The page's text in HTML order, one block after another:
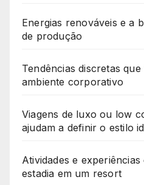
Energias renováveis e a
de produção
Tendências discretas
ambiente corporativo
Viagens de luxo ou low
ajudam a definir o estilo
Atividades e
estadia em um resort